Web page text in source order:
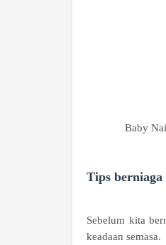
Baby
Tips berniaga
Sebelum kita
keadaan semasa.